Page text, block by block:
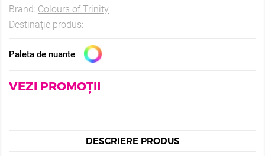
Brand: Colours of Trinity
Destinație produs:
Paleta de nuante
VEZI PROMOȚII
DESCRIERE PRODUS